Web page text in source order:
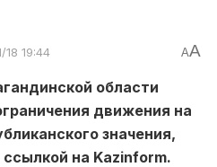
18 19:44 AA
области
движения на
значения,
на Kazinform.